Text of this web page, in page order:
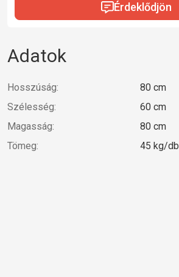
Érdeklődjön
Adatok
Hosszúság:
80 cm
Szélesség:
60 cm
Magasság:
80 cm
Tömeg:
45 kg/db